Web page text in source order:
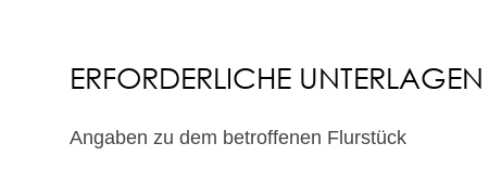
ERFORDERLICHE UNTERLAGEN
Angaben zu dem betroffenen Flurstück